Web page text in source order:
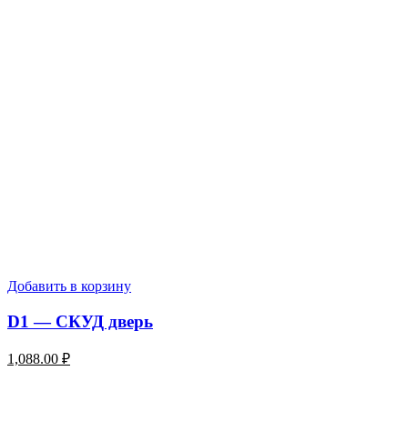
Добавить в корзину
D1 — СКУД дверь
1,088.00 ₽